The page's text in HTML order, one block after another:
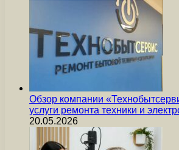
Обзор компании
услуги ремонта техники и
20.05.2026